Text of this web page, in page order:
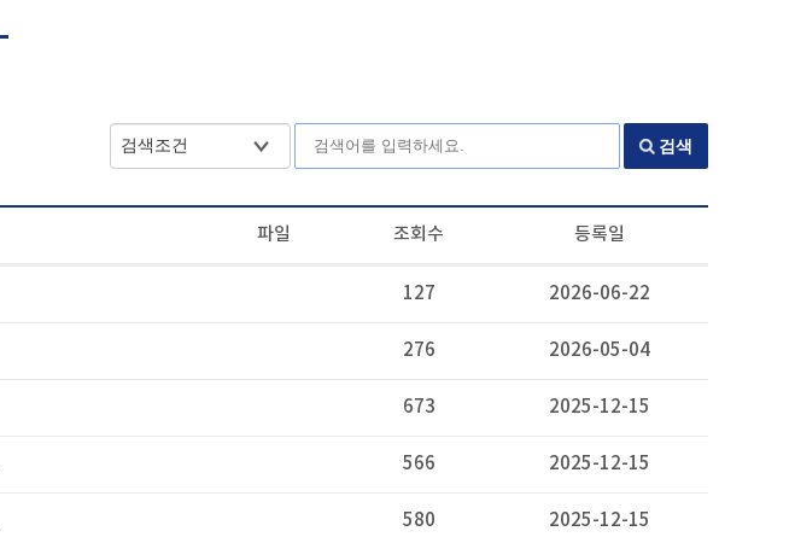
검색
파일 조회수 등록일
127 2026-06-22
276 2026-05-04
673 2025-12-15
566 2025-12-15
580 2025-12-15